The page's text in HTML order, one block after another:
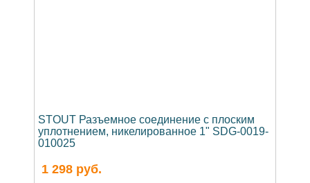
STOUT Разъемное соединение с плоским
уплотнением, никелированное 1" SDG-0019-
010025
1 298 руб.